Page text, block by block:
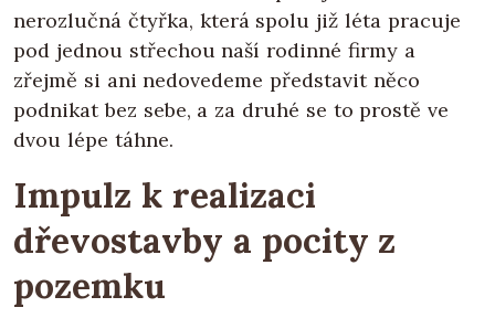
nerozlučná čtyřka, která spolu již léta pracuje
pod jednou střechou naší rodinné firmy a
zřejmě si ani nedovedeme představit něco
podnikat bez sebe, a za druhé se to prostě ve
dvou lépe táhne.
Impulz k realizaci
dřevostavby a pocity z
pozemku